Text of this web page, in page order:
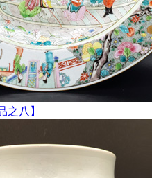
之八】